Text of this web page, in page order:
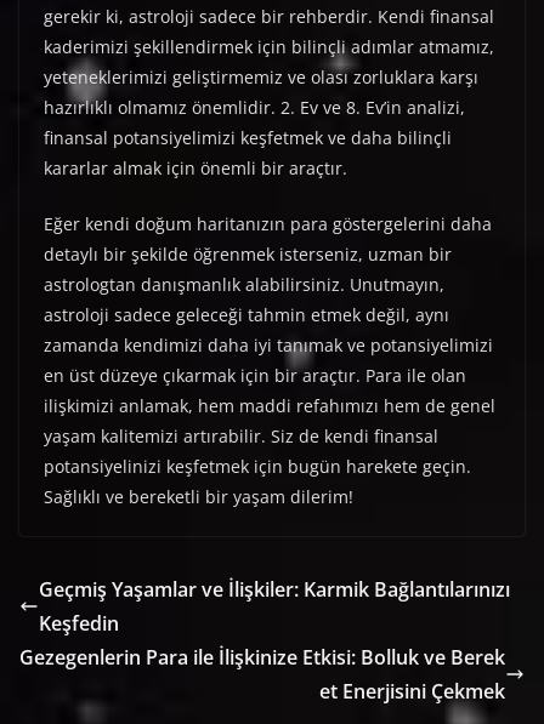
gerekir ki, astroloji sadece bir rehberdir. Kendi finansal
kaderimizi şekillendirmek için bilinçli adımlar atmamız,
yeteneklerimizi geliştirmemiz ve olası zorluklara karşı
hazırlıklı olmamız önemlidir. 2. Ev ve 8. Ev’in analizi,
finansal potansiyelimizi keşfetmek ve daha bilinçli
kararlar almak için önemli bir araçtır.
Eğer kendi doğum haritanızın para göstergelerini daha
detaylı bir şekilde öğrenmek isterseniz, uzman bir
astrologtan danışmanlık alabilirsiniz. Unutmayın,
astroloji sadece geleceği tahmin etmek değil, aynı
zamanda kendimizi daha iyi tanımak ve potansiyelimizi
en üst düzeye çıkarmak için bir araçtır. Para ile olan
ilişkimizi anlamak, hem maddi refahımızı hem de genel
yaşam kalitemizi artırabilir. Siz de kendi finansal
potansiyelinizi keşfetmek için bugün harekete geçin.
Sağlıklı ve bereketli bir yaşam dilerim!
Geçmiş Yaşamlar ve İlişkiler: Karmik Bağlantılarınızı
Keşfedin
Gezegenlerin Para ile İlişkinize Etkisi: Bolluk ve Berek
et Enerjisini Çekmek